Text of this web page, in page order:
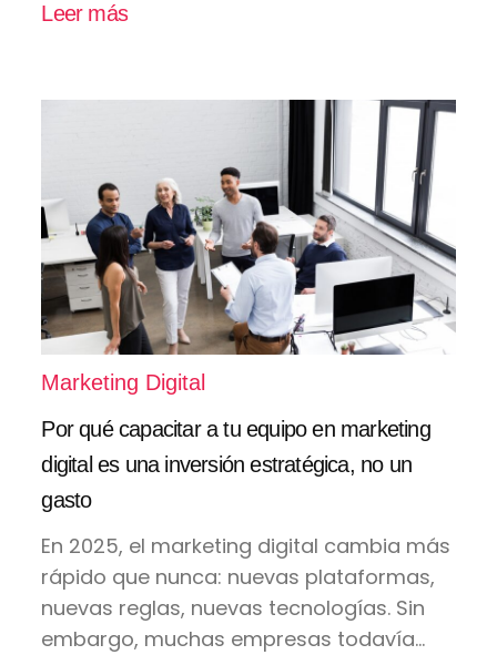
Leer más
Marketing Digital
Por qué capacitar a tu equipo en marketing
digital es una inversión estratégica, no un
gasto
En 2025, el marketing digital cambia más
rápido que nunca: nuevas plataformas,
nuevas reglas, nuevas tecnologías. Sin
embargo, muchas empresas todavía...